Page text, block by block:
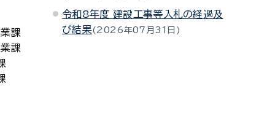
課
課
令和8年度 建設工事等入札の経過及
び結果 2026年07月31日